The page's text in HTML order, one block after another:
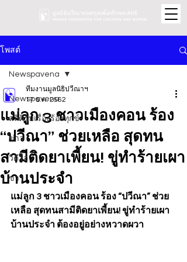
โพสต์
Newspavena
สถิติรับเรื่องร้องทุกข์
ข่าว
วิดีโอ
ข่าว
Newspavena
แม่ลูก 3 ชาวเมืองคอน ร้อง
“ปวีณา” ช่วยเหลือ สุดทน
สามีติดยาเพี้ยน! ขู่ทำร้ายเผา
บ้านประจำ
ทีมงานมูลนิธิปวีณาฯ
17 ธ.ค. 2562
แม่ลูก 3 ชาวเมืองคอน ร้อง “ปวีณา” ช่วย
เหลือ สุดทนสามีติดยาเพี้ยน! ขู่ทำร้ายเผา
บ้านประจำ ต้องอยู่อย่างหวาดผวา